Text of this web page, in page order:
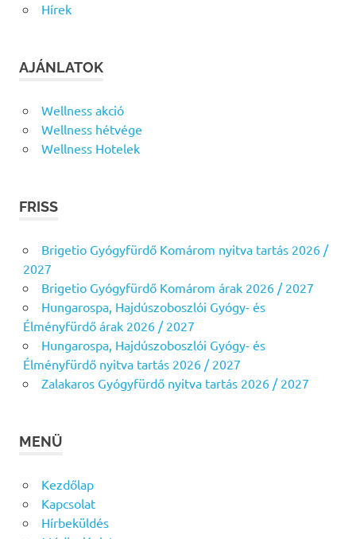
Hírek
AJÁNLATOK
Wellness akció
Wellness hétvége
Wellness Hotelek
FRISS
Brigetio Gyógyfürdő Komárom nyitva tartás 2026 /
2027
Brigetio Gyógyfürdő Komárom árak 2026 / 2027
Hungarospa, Hajdúszoboszlói Gyógy- és
Élményfürdő árak 2026 / 2027
Hungarospa, Hajdúszoboszlói Gyógy- és
Élményfürdő nyitva tartás 2026 / 2027
Zalakaros Gyógyfürdő nyitva tartás 2026 / 2027
MENÜ
Kezdőlap
Kapcsolat
Hírbeküldés